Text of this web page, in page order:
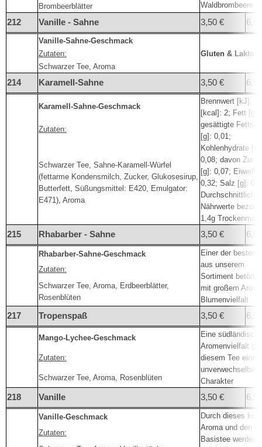
Waldbrombeere
Brombeerblätter
212 Vanille - Sahne 3,50 €
Vanille-Sahne-Geschmack
Gluten &
Zutaten:
Schwarzer Tee, Aroma
214 Karamell-Sahne 3,50 €
Karamell-Sahne-Geschmack
Brennwert [kJ]:
[kcal]: 2; Fett [g]:
gesättigte
[g]: 0,01;
Kohlenhydrate [g]:
0,08; davon
[g]: 0,07; Eiweiß
0,32; Salz [g]:
Durchschnittliche
Nährwerte
1,4g
Zutaten:
Schwarzer Tee, Sahne-Karamell-Würfel
(fettarme Kondensmilch, Zucker, Glukosesirup,
Butterfett, Süßungsmittel: E420, Emulgator:
E471), Aroma
215 Rhabarber - Sahne 3,50 €
Rhabarber-Sahne-Geschmack
Einer der besten
aus unserem
Sortiment betört
mit großem
Blumenvielfalt
Zutaten:
Schwarzer Tee, Aroma, Erdbeerblätter,
Rosenblüten
217 Tropenspaß 3,50 €
Mango-Lychee-Geschmack
Eine südländische
Aromenvielfalt
diesem Tee einen
Charakter
Zutaten:
Schwarzer Tee, Aroma, Rosenblüten
218 Vanille 3,50 €
Vanille-Geschmack
Durch dieses
Aroma und den
Basistee werden
Zutaten: